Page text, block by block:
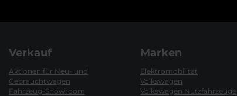
Verkauf
Aktionen für Neu- und
Gebrauchtwagen
Fahrzeug-Showroom
Marken
Elektromobilität
Volkswagen
Volkswagen Nutzfahrzeuge